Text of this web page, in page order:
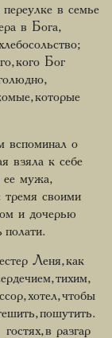
в семье
в Бога,
кого Бог
которые
вспоминал о
взяла к себе
ее мужа,
тремя своими
и дочерью
Леня, как
тихим,
хотел, чтобы
пошутить.
в разгар